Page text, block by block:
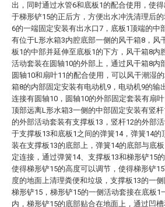
出，同时通过水管6和底板1的配合使用，使
于梯形铲15的正后方，方便出水冲洗清理后
6的一端固定安装有出水口7，底板1顶端的中
有位于L形水箱3内腔底部一侧的风干箱8，风
板1的中部并延伸至底板1的下方，风干箱8内
活动套装在圆轴10的外部上，通过风干箱8内
圆轴10和扇叶11的配合使用，可以风干潮湿
箱8的内部固定安装有电动机9，电动机9的输
连接有圆轴10，圆轴10的外部固定套装有扇
顶部远离L形水箱3一侧的中部固定安装有竖
的外部活动套装有支撑板13，竖杆12的外部
于支撑板13和底板1之间的弹簧14，弹簧14的
装在支撑板13的底部上，弹簧14的底部与底
定连接，通过弹簧14、支撑板13和梯形铲15
使得梯形铲15的高度可以调节，使得梯形铲
度的地面上清理粪便和垃圾，支撑板13的一
梯形铲15，梯形铲15的一侧活动套接在底板1
内，梯形铲15的底部贴合在地面上，通过凹